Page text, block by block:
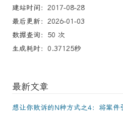
建站时间：2017-08-28
最后更新：2026-01-03
数据查询：50 次
生成耗时：0.37125秒
最新文章
想让你败诉的N种方式之4：将案